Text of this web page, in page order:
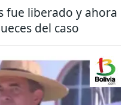
fue liberado y ahora
del caso